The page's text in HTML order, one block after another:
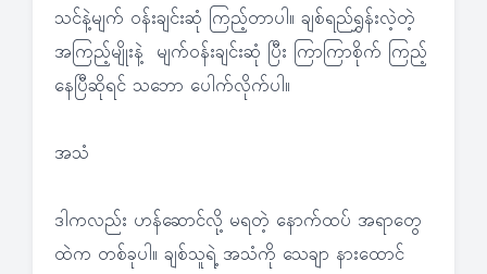
သင်နဲ့မျက် ဝန်းချင်းဆုံ ကြည့်တာပါ။ ချစ်ရည်ရွှန်းလဲ့တဲ့
အကြည့်မျိုးနဲ့ မျက်ဝန်းချင်းဆုံ ပြီး ကြာကြာစိုက် ကြည့်
နေပြီဆိုရင် သဘော ပေါက်လိုက်ပါ။
အသံ
ဒါကလည်း ဟန်ဆောင်လို့ မရတဲ့ နောက်ထပ် အရာတွေ
ထဲက တစ်ခုပါ။ ချစ်သူရဲ့ အသံကို သေချာ နားထောင်